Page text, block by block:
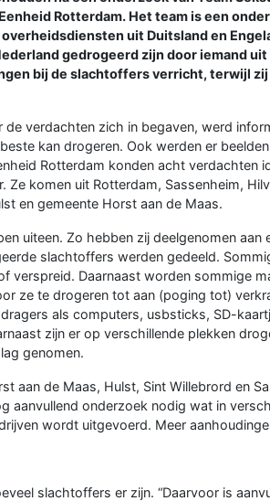
Rotterdam. Het team is een
uit Duitsland en
gedrogeerd zijn door iemand
bij de slachtoffers verricht, terwijl
verdachten zich in begaven, werd
kan drogeren. Ook werden er
Rotterdam konden acht verdachten
Ze komen uit Rotterdam, Sassenheim,
en gemeente Horst aan de Maas.
uiteen. Zo hebben zij deelgenomen aan
slachtoffers werden gedeeld.
verspreid. Daarnaast worden sommige
ze te drogeren tot aan (poging tot)
als computers, usbsticks, SD-
zijn er op verschillende plekken
genomen.
aan de Maas, Hulst, Sint Willebrord en
aanvullend onderzoek nodig wat in
wordt uitgevoerd. Meer
slachtoffers er zijn. “Daarvoor is